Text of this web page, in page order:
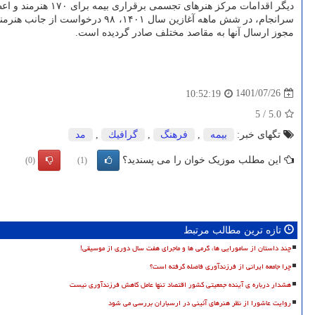
دیگر اقدامات مرکز هنرهای تجسمی برقراری بیمه برای ۱۷۰ هنرمند و اعطای وام به ۶۸ هنرمند اشاره نمود. همینطور هشت هنرمند مشمول دریافت مستمری و سه هنرمند مستعد تخصیص کمک بلاعوض شناخته شده اند.
مجوز ارسال آنها به مقاصد مختلف صادر گردیده است.
1401/07/26
10:52:19
5.0
/
5
تگهای خبر:
بیمه فرهنگ گرافیك مد
این مطلب موزیک خوان را می پسندید؟ (1)
(0)
تازه ترین مطالب مرتبط
چند داستان از سامورایی ها، گرمی ها و ماجرای هفت سال دوری از موسیقی!
چرا جامعه ایرانی از فرزندآوری فاصله گرفته است؟
هشدار درباره ی آینده جمعیتی کشور اقتصاد تنها عامل کاهش فرزندآوری نیست
روایت عاشورا از نظر هنرهای آئینی در ارسباران بررسی می شود